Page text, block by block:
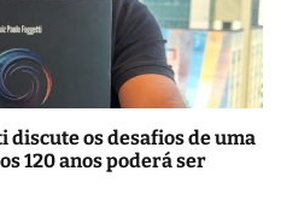
discute os desafios de uma
120 anos poderá ser